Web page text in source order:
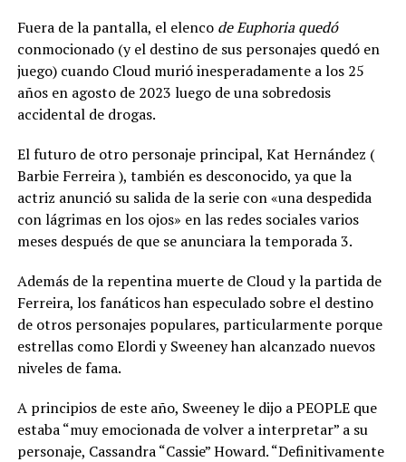
Fuera de la pantalla, el elenco de Euphoria quedó
conmocionado (y el destino de sus personajes quedó en
juego) cuando Cloud murió inesperadamente a los 25
años en agosto de 2023 luego de una sobredosis
accidental de drogas.
El futuro de otro personaje principal, Kat Hernández (
Barbie Ferreira ), también es desconocido, ya que la
actriz anunció su salida de la serie con «una despedida
con lágrimas en los ojos» en las redes sociales varios
meses después de que se anunciara la temporada 3.
Además de la repentina muerte de Cloud y la partida de
Ferreira, los fanáticos han especulado sobre el destino
de otros personajes populares, particularmente porque
estrellas como Elordi y Sweeney han alcanzado nuevos
niveles de fama.
A principios de este año, Sweeney le dijo a PEOPLE que
estaba “muy emocionada de volver a interpretar” a su
personaje, Cassandra “Cassie” Howard. “Definitivamente